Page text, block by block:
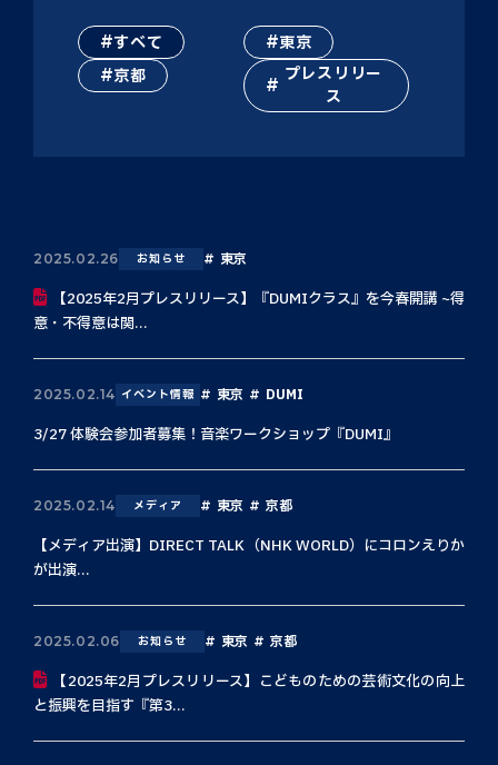
すべて
東京
京都
プレスリリー
ス
2025.02.26 お知らせ 東京
【2025年2月プレスリリース】『DUMIクラス』を今春開講 ~得
意・不得意は関...
2025.02.14 イベント情報 東京 DUMI
3/27 体験会参加者募集！音楽ワークショップ『DUMI』
2025.02.14 メディア 東京 京都
【メディア出演】DIRECT TALK（NHK WORLD）にコロンえりか
が出演...
2025.02.06 お知らせ 東京 京都
【2025年2月プレスリリース】こどものための芸術文化の向上
と振興を目指す『第3...